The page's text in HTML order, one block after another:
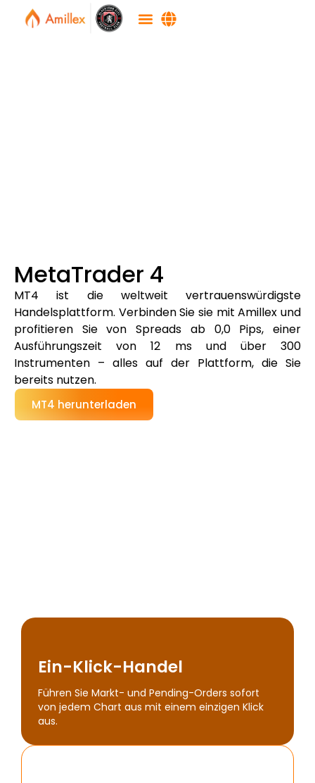
MetaTrader 4
MT4 ist die weltweit vertrauenswürdigste
Handelsplattform. Verbinden Sie sie mit Amillex und
profitieren Sie von Spreads ab 0,0 Pips, einer
Ausführungszeit von 12 ms und über 300
Instrumenten – alles auf der Plattform, die Sie
bereits nutzen.
MT4 herunterladen
Ein-Klick-Handel
Führen Sie Markt- und Pending-Orders sofort
von jedem Chart aus mit einem einzigen Klick
aus.